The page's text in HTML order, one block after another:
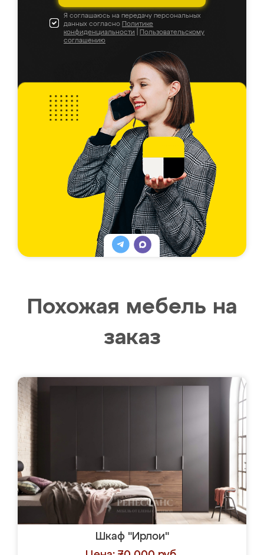
Я соглашаюсь на передачу персональных
данных согласно Политике
конфиденциальности
Пользовательскому
соглашению
Похожая мебель на
заказ
Шкаф "Ирлои"